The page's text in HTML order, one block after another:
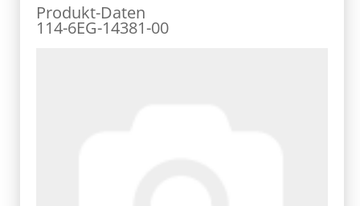
Produkt-Daten
114-6EG-14381-00